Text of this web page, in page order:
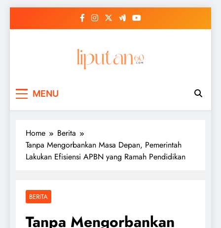
MENU
Home
Berita
Tanpa Mengorbankan Masa Depan, Pemerintah
Lakukan Efisiensi APBN yang Ramah Pendidikan
BERITA
Tanpa Mengorbankan